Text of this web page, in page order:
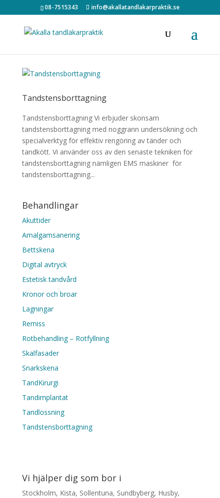
08-7515343 info@akallatandlakarpraktik.se
Tandstensborttagning
Tandstensborttagning Vi erbjuder skonsam
tandstensborttagning med noggrann undersökning och
specialverktyg för effektiv rengöring av tänder och
tandkött. Vi använder oss av den senaste tekniken för
tandstensborttagning nämligen EMS maskiner för
tandstensborttagning...
Behandlingar
Akuttider
Amalgamsanering
Bettskena
Digital avtryck
Estetisk tandvård
Kronor och broar
Lagningar
Remiss
Rotbehandling – Rotfyllning
Skalfasader
Snarkskena
TandKirurgi
Tandimplantat
Tandlossning
Tandstensborttagning
Vi hjälper dig som bor i
Stockholm, Kista, Sollentuna, Sundbyberg, Husby,